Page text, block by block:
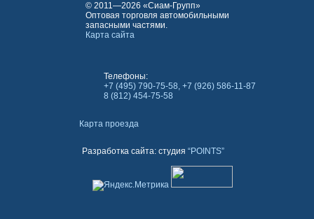
© 2011—2026 «Сиам-Групп»
Оптовая торговля автомобильными
запасными частями.
Карта сайта
Телефоны:
+7 (495) 790-75-58, +7 (926) 586-11-87
8 (812) 454-75-58
Карта проезда
Разработка сайта: студия “POINTS”